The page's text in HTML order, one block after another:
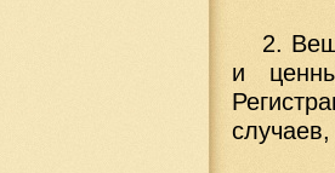
2.
и